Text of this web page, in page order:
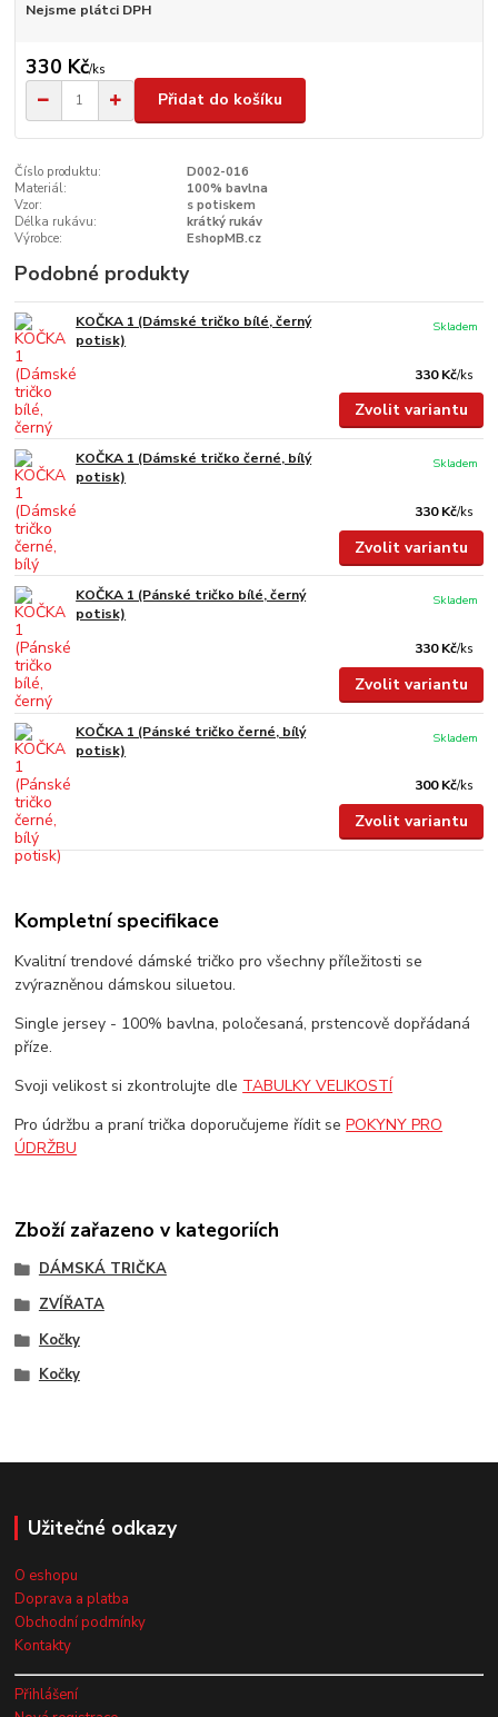
Nejsme plátci DPH
330 Kč/ks
Přidat do košíku
Číslo produktu:
D002-016
Materiál:
100% bavlna
Vzor:
s potiskem
Délka rukávu:
krátký rukáv
Výrobce:
EshopMB.cz
Podobné produkty
KOČKA 1 (Dámské tričko bílé, černý
potisk)
330 Kč/ks
Skladem
Zvolit variantu
KOČKA 1 (Dámské tričko černé, bílý
potisk)
330 Kč/ks
Skladem
Zvolit variantu
KOČKA 1 (Pánské tričko bílé, černý
potisk)
330 Kč/ks
Skladem
Zvolit variantu
KOČKA 1 (Pánské tričko černé, bílý
potisk)
300 Kč/ks
Skladem
Zvolit variantu
Kompletní specifikace
Kvalitní trendové dámské tričko pro všechny příležitosti se
zvýrazněnou dámskou siluetou.
Single jersey - 100% bavlna, poločesaná, prstencově dopřádaná
příze.
Svoji velikost si zkontrolujte dle TABULKY VELIKOSTÍ
Pro údržbu a praní trička doporučujeme řídit sePOKYNY PRO
ÚDRŽBU
Zboží zařazeno v kategoriích
DÁMSKÁ TRIČKA
ZVÍŘATA
Kočky
Kočky
Užitečné odkazy
O eshopu
Doprava a platba
Obchodní podmínky
Kontakty
Přihlášení